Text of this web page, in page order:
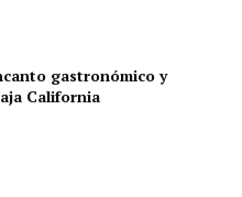
gastronómico y
California